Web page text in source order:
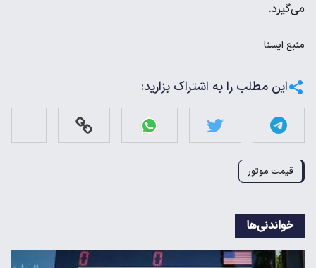
می‌گیرد.
منبع ايسنا
این مطلب را به اشتراک بزارید:
قیمت موتور
خواندنی‌ها